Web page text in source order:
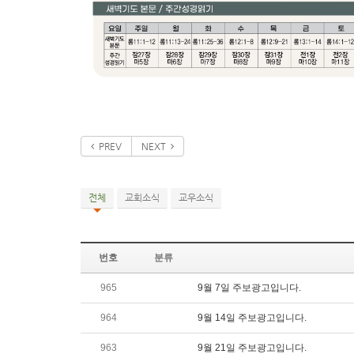
PREV NEXT
전체 교회소식 교우소식
번호 분류
965 9월 7일 주보광고입니다.
964 9월 14일 주보광고입니다.
963 9월 21일 주보광고입니다.